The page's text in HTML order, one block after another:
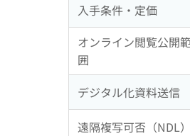
入手条件・定価
オンライン閲覧公開
囲
デジタル化資料送信
遠隔複写可否（NDL）